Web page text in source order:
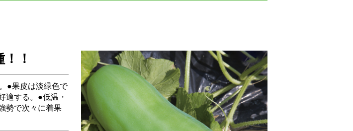
！
●果皮は淡緑色で
適する。●低温・
勢で次々に着果